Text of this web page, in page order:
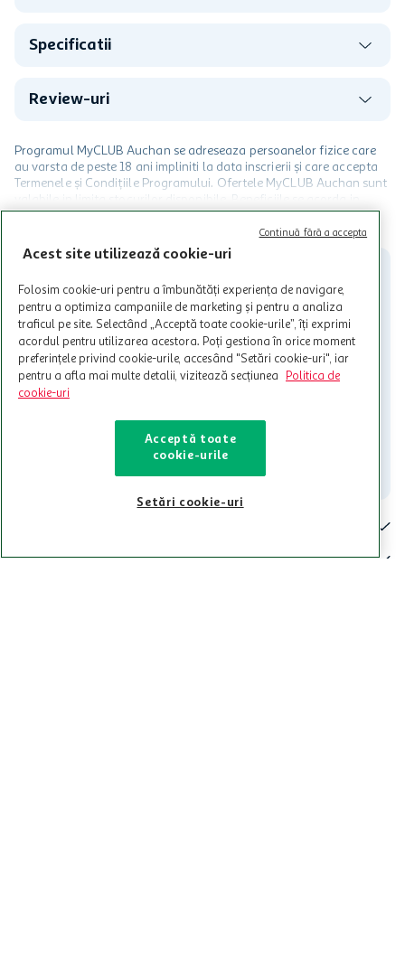
Specificatii
Review-uri
Programul MyCLUB Auchan se adreseaza persoanelor fizice care
au varsta de peste 18 ani impliniti la data inscrierii și care accepta
Termenele și Condițiile Programului. Ofertele MyCLUB Auchan sunt
limita a 12 unitati / card client o singura data in perioada promotiei.
Cardul poate fi utilizat doar in legatura cu magazinele Auchan
participante și pentru acțiuni promotionale indicate de Auchan si
nu raspunde pentru imposibilitatea utilizarii Cardului in perioada in
care aceste este suspendat sau in perioada in care sunt efectuate
intretineri sau reparatii tehnice la sistemul de utilizarea al Cardului.
Contacteaza-ne!
021-9141 contact@auchan.ro
Contact
Cine suntem
Acest site utilizează cookie-uri
Folosim cookie-uri pentru a îmbunătăți experiența de navigare,
pentru a optimiza campaniile de marketing și pentru a analiza
traficul pe site. Selectând „Acceptă toate cookie-urile”, îți exprimi
acordul pentru utilizarea acestora. Poți gestiona în orice moment
preferințele privind cookie-urile, accesând "Setări cookie-uri", iar
pentru a afla mai multe detalii, vizitează secțiunea
Politica de
cookie-uri
Acceptă toate
cookie-urile
Setări cookie-uri
Continuă fără a accepta